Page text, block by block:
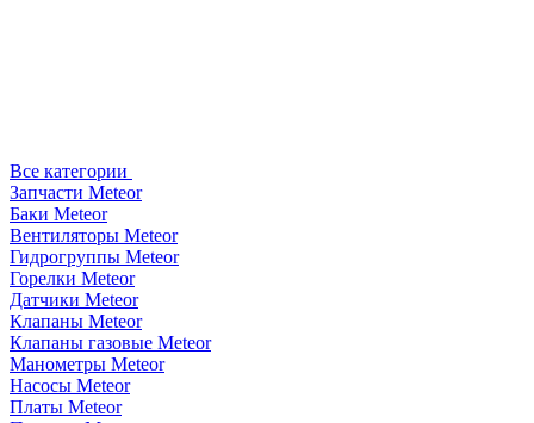
Все категории
Запчасти Meteor
Баки Meteor
Вентиляторы Meteor
Гидрогруппы Meteor
Горелки Meteor
Датчики Meteor
Клапаны Meteor
Клапаны газовые Meteor
Манометры Meteor
Насосы Meteor
Платы Meteor